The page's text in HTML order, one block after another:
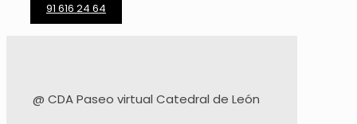
91 616 24 64
@ CDA Paseo virtual Catedral de León